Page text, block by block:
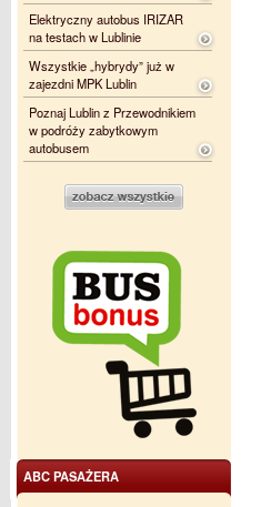
Elektryczny autobus IRIZAR
na testach w Lublinie
Wszystkie „hybrydy” już w
zajezdni MPK Lublin
Poznaj Lublin z Przewodnikiem
w podróży zabytkowym
autobusem
ABC PASAŻERA